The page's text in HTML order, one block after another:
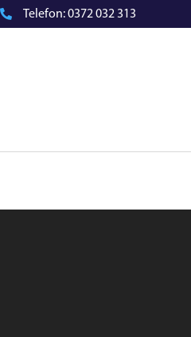
Telefon:0372 032 313